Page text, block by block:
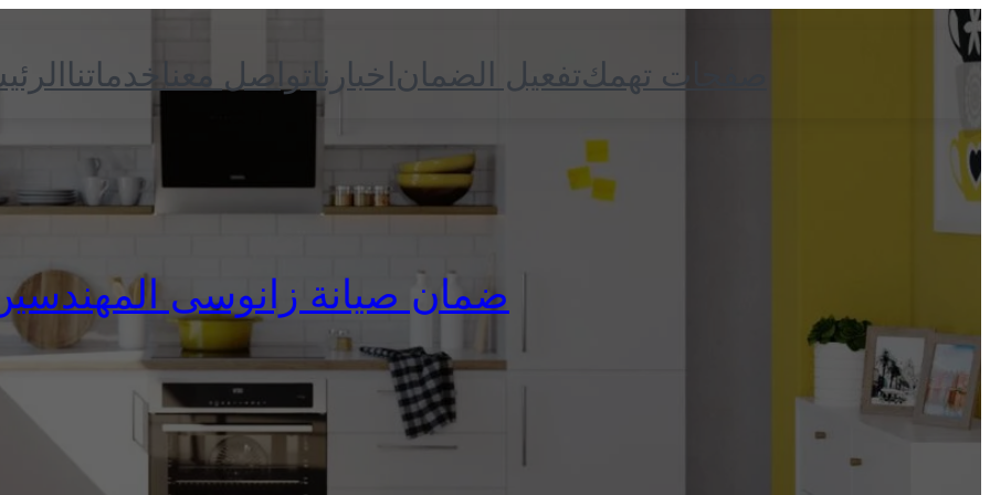
خدماتنا تواصل معنا اخبارناتفعيل الضمانصفحات تهمك
ضمان صيانة زانوسى